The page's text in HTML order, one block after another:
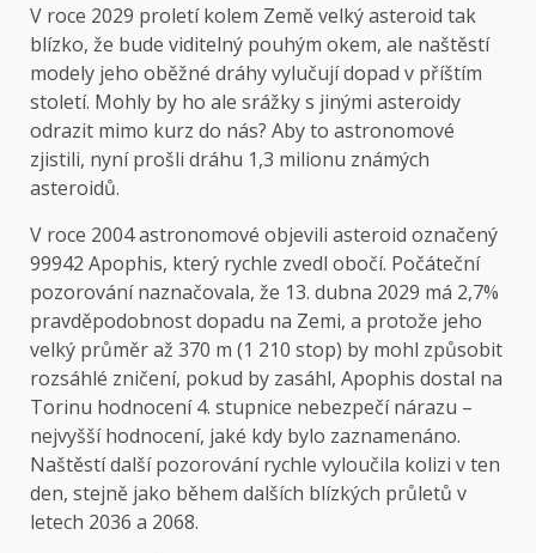
V roce 2029 proletí kolem Země velký asteroid tak
blízko, že bude viditelný pouhým okem, ale naštěstí
modely jeho oběžné dráhy vylučují dopad v příštím
století. Mohly by ho ale srážky s jinými asteroidy
odrazit mimo kurz do nás? Aby to astronomové
zjistili, nyní prošli dráhu 1,3 milionu známých
asteroidů.
V roce 2004 astronomové objevili asteroid označený
99942 Apophis, který rychle zvedl obočí. Počáteční
pozorování naznačovala, že 13. dubna 2029 má 2,7%
pravděpodobnost dopadu na Zemi, a protože jeho
velký průměr až 370 m (1 210 stop) by mohl způsobit
rozsáhlé zničení, pokud by zasáhl, Apophis dostal na
Torinu hodnocení 4. stupnice nebezpečí nárazu –
nejvyšší hodnocení, jaké kdy bylo zaznamenáno.
Naštěstí další pozorování rychle vyloučila kolizi v ten
den, stejně jako během dalších blízkých průletů v
letech 2036 a 2068.